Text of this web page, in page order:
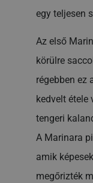
egy teljesen
Az első
körülre
régebben ez
kedvelt
tengeri
A Marinara
amik
megőrizték